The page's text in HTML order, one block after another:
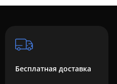
Бесплатная доставка